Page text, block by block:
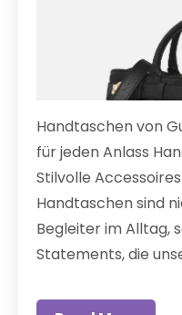
Handtaschen von
für jeden Anlass
Stilvolle
Handtaschen sind
Begleiter im Alltag,
Statements, die